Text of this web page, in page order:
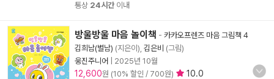
통상 24시간이내
방울방울 마음 놀이책 - 카카오프렌즈 마음 그림책 4
김희남(별남) (지은이), 김은비 (그림)
웅진주니어
2025년 10월
12,600원 (10% 할인 / 700원) 10.0